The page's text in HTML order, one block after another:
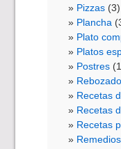
Pizzas (3)
Plancha
Plato
Platos
Postres
Recetas
Recetas
Recetas